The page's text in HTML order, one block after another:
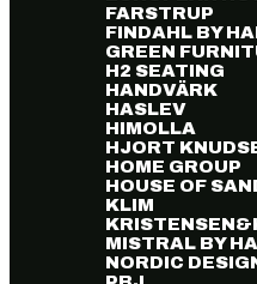
FARSTRUP
FINDAHL BY
GREEN
H2 SEATING
HANDVÄRK
HASLEV
HIMOLLA
HJORT
HOME GROUP
HOUSE OF
KLIM
MISTRAL BY
NORDIC